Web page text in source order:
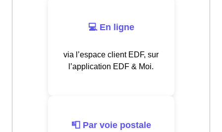
💻 En ligne
via l’espace client EDF, sur
l’application EDF & Moi.
📮 Par voie postale